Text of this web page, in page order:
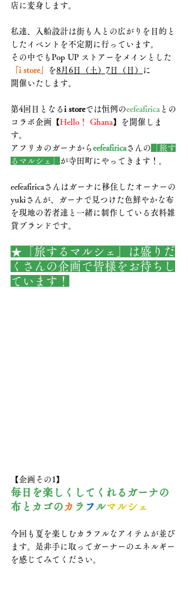
店に変身します。
私達、入船設計は街も人との広がりを目的と
したイベントを不定期に行っています。
その中でもPop UP ストアーをメインとした
「i store」
を8月6日（土）7日（日）
に
開催いたします。
第4回目となる i storeでは恒例のeefeafirica との
コラボ企画【Hello！ Ghana】を開催しま
す
アフリカのガーナから eefeafirica さんの 「旅す
るマルシェ」
が寺田町にやってきます！。
eefeafiricaさんはガーナに移住したオーナーの
yukiさんが、ガーナで見つけた色鮮やかな布
を現地の若者達と一緒に制作している衣料雑
貨ブランドです。
★「旅するマルシェ」は盛りだ
くさんの企画で皆様をお待ちし
ています！
【企画その1】
毎日を楽しくしてくれるガーナの
布とカゴの カ ラ フ ルマルシェ
今回も夏を楽しむカラフルなアイテムが並び
ます。是非手に取ってガーナーのエネルギー
を感じてみてください。